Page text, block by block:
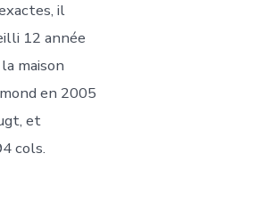
il
12 année
maison
en 2005
et
cols.